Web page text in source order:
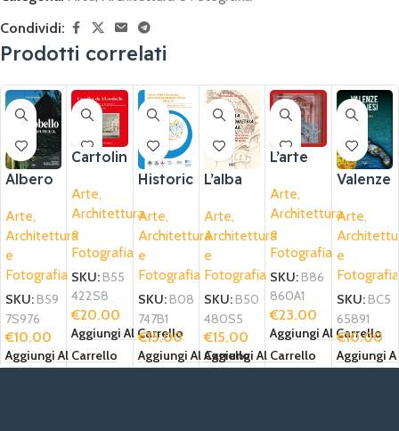
Condividi:
Prodotti correlati
Albero
Arte,
Architettura
e
Fotografia
SKU: B59
7S976
€10.00
Aggiungi Al Carrello
Cartolin
Albero
bello
Arte,
Architettura
e
Fotografia
SKU: B55
422S8
€20.00
Aggiungi Al Carrello
Historic
Landsc
ape,
dalla
Raccom
andazio
ne
UNESC
O
Arte,
Architettura
e
Fotografia
SKU: B08
747B1
€15.00
Aggiungi Al Carrello
L’alba
geomet
ria
divina
Arte,
Architettura
e
Fotografia
SKU: B50
480S5
€15.00
Aggiungi Al Carrello
L’arte
marmor
ari
Arte,
Architettura
e
Fotografia
SKU: B86
860A1
€23.00
Aggiungi Al Carrello
Valenze
Arte,
e
Fotografia
SKU: BC5
65891
€10.00
Aggiungi